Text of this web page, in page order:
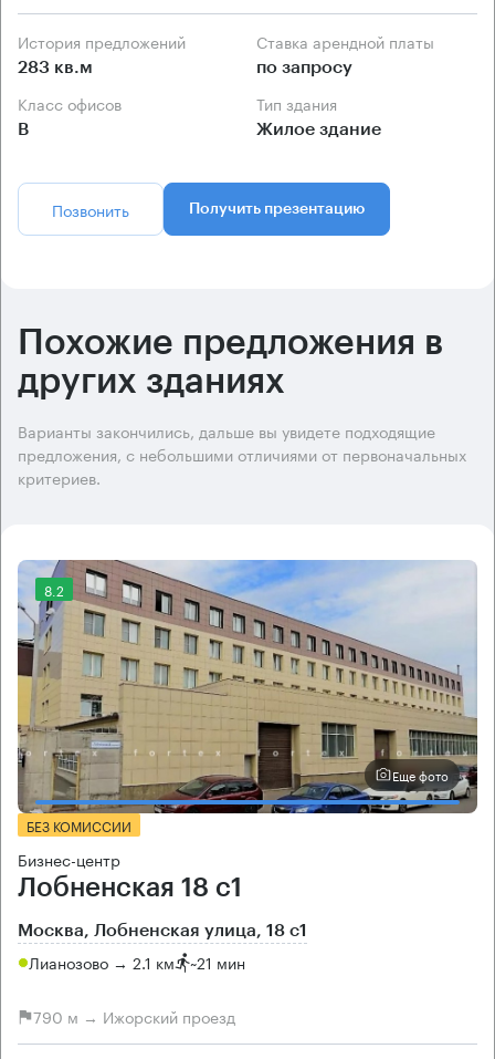
История предложений
283 кв.м
Ставка арендной платы
по запросу
Класс офисов
B
Тип здания
Жилое здание
Позвонить Получить презентацию
Похожие предложения в
других зданиях
Варианты закончились, дальше вы увидете подходящие
предложения, с небольшими отличиями от первоначальных
критериев.
8.2
Еще фото
БЕЗ КОМИССИИ
Бизнес-центр
Лобненская 18 с1
Москва, Лобненская улица, 18 с1
Лианозово → 2.1 км ~21 мин
790 м → Ижорский проезд